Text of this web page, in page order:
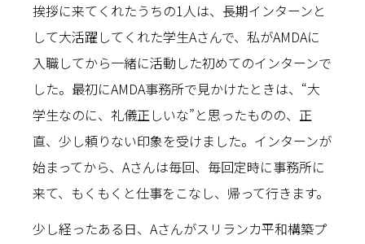
挨拶に来てくれたうちの1人は、長期インターンと
して大活躍してくれた学生Aさんで、私がAMDAに
入職してから一緒に活動した初めてのインターンで
した。最初にAMDA事務所で見かけたときは、“大
学生なのに、礼儀正しいな”と思ったものの、正
直、少し頼りない印象を受けました。インターンが
始まってから、Aさんは毎回、毎回定時に事務所に
来て、もくもくと仕事をこなし、帰って行きます。
少し経ったある日、Aさんがスリランカ平和構築プ